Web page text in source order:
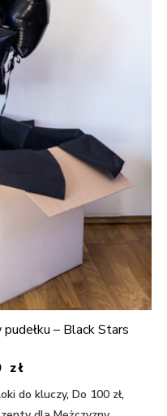
– Black Stars
zł
do kluczy,Do 100 zł,